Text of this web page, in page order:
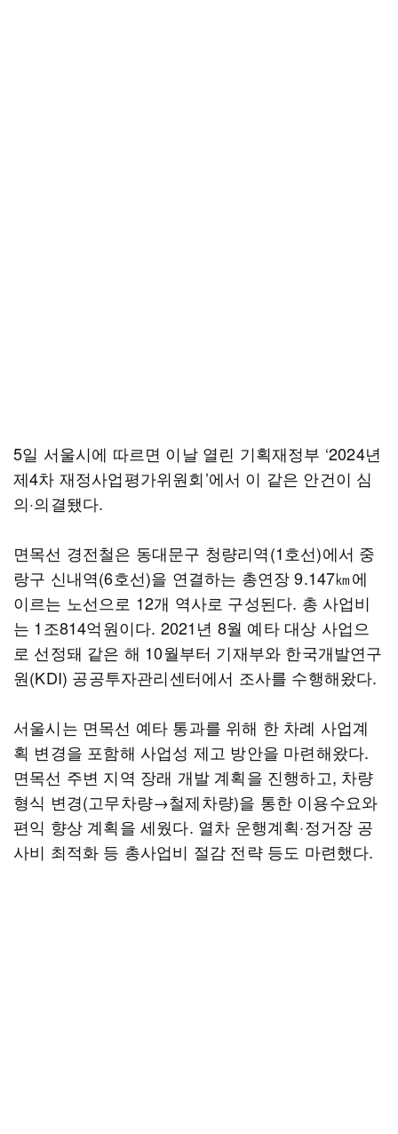
5일 서울시에 따르면 이날 열린 기획재정부 ‘2024년
제4차 재정사업평가위원회’에서 이 같은 안건이 심
의·의결됐다.
면목선 경전철은 동대문구 청량리역(1호선)에서 중
랑구 신내역(6호선)을 연결하는 총연장 9.147㎞에
이르는 노선으로 12개 역사로 구성된다. 총 사업비
는 1조814억원이다. 2021년 8월 예타 대상 사업으
로 선정돼 같은 해 10월부터 기재부와 한국개발연구
원(KDI) 공공투자관리센터에서 조사를 수행해왔다.
서울시는 면목선 예타 통과를 위해 한 차례 사업계
획 변경을 포함해 사업성 제고 방안을 마련해왔다.
면목선 주변 지역 장래 개발 계획을 진행하고, 차량
형식 변경(고무차량→철제차량)을 통한 이용수요와
편익 향상 계획을 세웠다. 열차 운행계획·정거장 공
사비 최적화 등 총사업비 절감 전략 등도 마련했다.